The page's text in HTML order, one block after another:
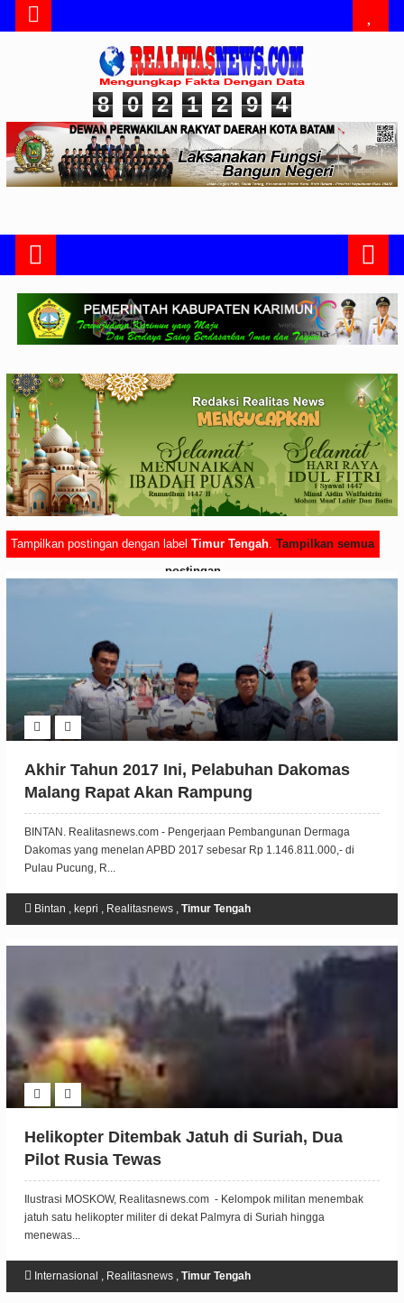
8 0 2 1 2 9 4
Tampilkan postingan dengan labelTimur Tengah .Tampilkan semua
postingan
Akhir Tahun 2017 Ini, Pelabuhan Dakomas
Malang Rapat Akan Rampung
BINTAN. Realitasnews.com - Pengerjaan Pembangunan Dermaga
Dakomas yang menelan APBD 2017 sebesar Rp 1.146.811.000,- di
Pulau Pucung, R...
Bintan kepri Realitasnews, Timur Tengah
Helikopter Ditembak Jatuh di Suriah, Dua
Pilot Rusia Tewas
Ilustrasi MOSKOW, Realitasnews.com - Kelompok militan menembak
jatuh satu helikopter militer di dekat Palmyra di Suriah hingga
menewas...
Internasional Realitasnews, Timur Tengah